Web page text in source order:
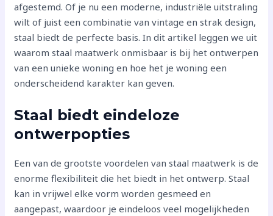
afgestemd. Of je nu een moderne, industriële uitstraling
wilt of juist een combinatie van vintage en strak design,
staal biedt de perfecte basis. In dit artikel leggen we uit
waarom staal maatwerk onmisbaar is bij het ontwerpen
van een unieke woning en hoe het je woning een
onderscheidend karakter kan geven.
Staal biedt eindeloze
ontwerpopties
Een van de grootste voordelen van staal maatwerk is de
enorme flexibiliteit die het biedt in het ontwerp. Staal
kan in vrijwel elke vorm worden gesmeed en
aangepast, waardoor je eindeloos veel mogelijkheden